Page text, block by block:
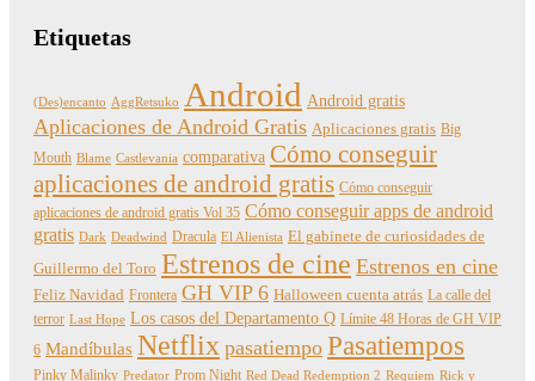
Etiquetas
(Des)encanto AggRetsuko Android Android gratis
Aplicaciones de Android Gratis Aplicaciones gratis Big
Mouth Blame Castlevania comparativa Cómo conseguir
aplicaciones de android gratis Cómo conseguir
aplicaciones de android gratis Vol 35 Cómo conseguir apps de android
gratis Dark Deadwind Dracula El Alienista El gabinete de curiosidades de
Guillermo del Toro Estrenos de cine Estrenos en cine
Feliz Navidad Frontera GH VIP 6 Halloween cuenta atrás La calle del
terror Last Hope Los casos del Departamento Q Límite 48 Horas de GH VIP
6 Mandíbulas Netflix pasatiempo Pasatiempos
Pinky Malinky Predator Prom Night Red Dead Redemption 2 Requiem Rick y